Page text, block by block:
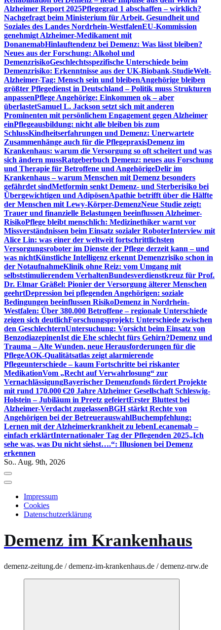
Alzheimer Report 2025Pflegegrad 1 abschaffen – wirklich?
Nachgefragt beim Ministerium für Arbeit, Gesundheit und
Soziales des Landes Nordrhein-WestfalenEU-Kommission
genehmigt Alzheimer-Medikament mit
DonanemabHinlauftendenz bei Demenz: Was lässt bleiben?
Neues aus der Forschung: Alkohol und
DemenzrisikoGeschlechtsspezifische Unterschiede beim
Demenzrisiko: Erkenntnisse aus der UK-Biobank-StudieWelt-
Alzheimer-Tag: Mensch sein und bleibenAngehörige bleiben
größter Pflegedienst in Deutschland – Politik muss Strukturen
anpassenPflege Angehörige: Einkommen ok – aber
überlastetSamuel L. Jackson setzt sich mit anderen
Prominenten mit persönlichem Engagement gegen Alzheimer
einPflegeausbildung: nicht alle bleiben bis zum
SchlussKindheitserfahrungen und Demenz: Unerwartete
Zusammenhänge auch für die PflegepraxisDemenz im
Krankenhaus: warum die Versorgung so oft scheitert und was
sich ändern mussRatgeberbuch Demenz: neues aus Forschung
und Therapie für Betroffene und AngehörigeDelir im
Krankenhaus – warum Menschen mit Demenz besonders
gefährdet sindMetformin senkt Demenz- und Sterberisiko bei
Übergewichtigen und AdipösenApathie betrifft über die Hälfte
der Menschen mit Lewy-Körper-DemenzNeue Studie zeigt:
Trauer und finanzielle Belastungen beeinflussen Alzheimer-
RisikoPflege bleibt menschlich: Medizinethiker warnt vor
Missverständnissen beim Einsatz sozialer RoboterInterview mit
Alice Lin: was einer der weltweit fortschrittlichsten
Versorgungsroboter im Dienste der Pflege derzeit kann – und
was nichtKünstliche Intelligenz erkennt Demenzrisiko schon in
der NotaufnahmeKlinik ohne Reiz: vom Umgang mit
selbststimulierendem VerhaltenBundesverdienstkreuz für Prof.
Dr. Elmar Gräßel: Pionier der Versorgung älterer Menschen
geehrtDepression bei pflegenden Angehörigen: soziale
Bedingungen beeinflussen RisikoDemenz in Nordrhein-
Westfalen: Über 380.000 Betroffene – regionale Unterschiede
zeigen sich deutlichForschungsprojekt: Unterschiede zwischen
den GeschlechternUntersuchung: Vorsicht beim Einsatz von
BenzodiazepinenIst die Ehe schlecht fürs Gehirn?Demenz und
Trauma – Alte Wunden, neue Herausforderungen für die
PflegeAOK-Qualitätsatlas zeigt alarmierende
Pflegeunterschiede – kaum Fortschritte bei riskanter
MedikationVom „Recht auf Verwahrlosung“ zur
VernachlässigungBayerischer Demenzfonds fördert Projekte
mit rund 170.000 €20 Jahre Alzheimer Gesellschaft Schleswig-
Holstein – Jubiläum in Preetz gefeiertErster Bluttest bei
Alzheimer-Verdacht zugelassenBGH stärkt Rechte von
Angehörigen bei der BetreuerauswahlBuchempfehlung:
Lernen mit der Alzheimerkrankheit zu lebenLecanemab –
einfach erklärtInternationaler Tag der Pflegenden 2025„Ich
sehe was, was Du nicht siehst….“: Illusionen bei Demenz
erkennen
So.. Aug. 9th, 2026
Impressum
Cookies
Datenschutzerklärung
Demenz im Krankenhaus
demenz-zeitung.de / demenz-im-krankenhaus.de / demenz-nrw.de